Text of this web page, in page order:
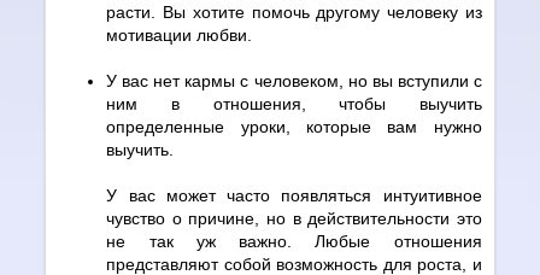
расти. Вы хотите помочь другому человеку из
мотивации любви.
У вас нет кармы с человеком, но вы вступили с
ним в отношения, чтобы выучить
определенные уроки, которые вам нужно
выучить.
У вас может часто появляться интуитивное
чувство о причине, но в действительности это
не так уж важно. Любые отношения
представляют собой возможность для роста, и